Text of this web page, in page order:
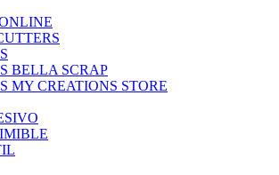
BELLA SCRAP
MY CREATIONS STORE